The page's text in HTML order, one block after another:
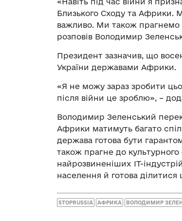
Близького Сходу та Африки.
важливо. Ми також прагнемо
розповів Володимир
Президент зазначив, що
України державами Африки.
«Я не можу зараз зробити
після війни це зроблю», –
Володимир Зеленський
Африки матимуть багато
держава готова бути
також прагне до
найрозвиненіших IT-
населення й готова
STOPRUSSIA АФРИКА ВОЛОДИМИР